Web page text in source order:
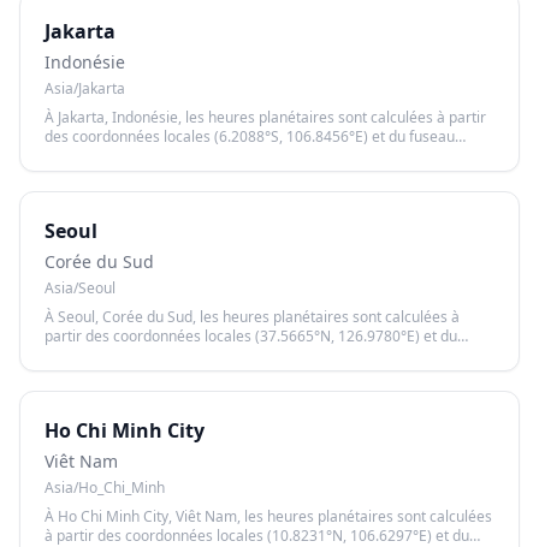
Jakarta
Indonésie
Asia/Jakarta
À Jakarta, Indonésie, les heures planétaires sont calculées à partir
des coordonnées locales (6.2088°S, 106.8456°E) et du fuseau
et le coucher du soleil.
Seoul
Corée du Sud
Asia/Seoul
À Seoul, Corée du Sud, les heures planétaires sont calculées à
partir des coordonnées locales (37.5665°N, 126.9780°E) et du
lever et le coucher du soleil.
Ho Chi Minh City
Viêt Nam
Asia/Ho_Chi_Minh
À Ho Chi Minh City, Viêt Nam, les heures planétaires sont calculées
à partir des coordonnées locales (10.8231°N, 106.6297°E) et du